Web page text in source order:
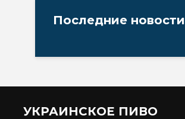
Последние новости
УКРАИНСКОЕ ПИВО